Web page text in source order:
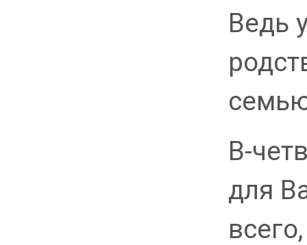
Ведь
В-
для